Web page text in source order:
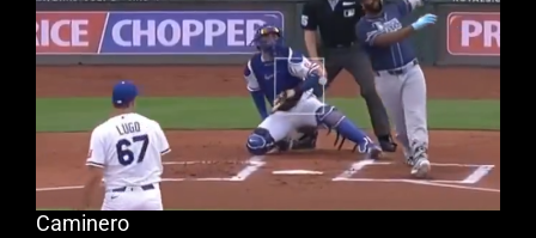
Caminero